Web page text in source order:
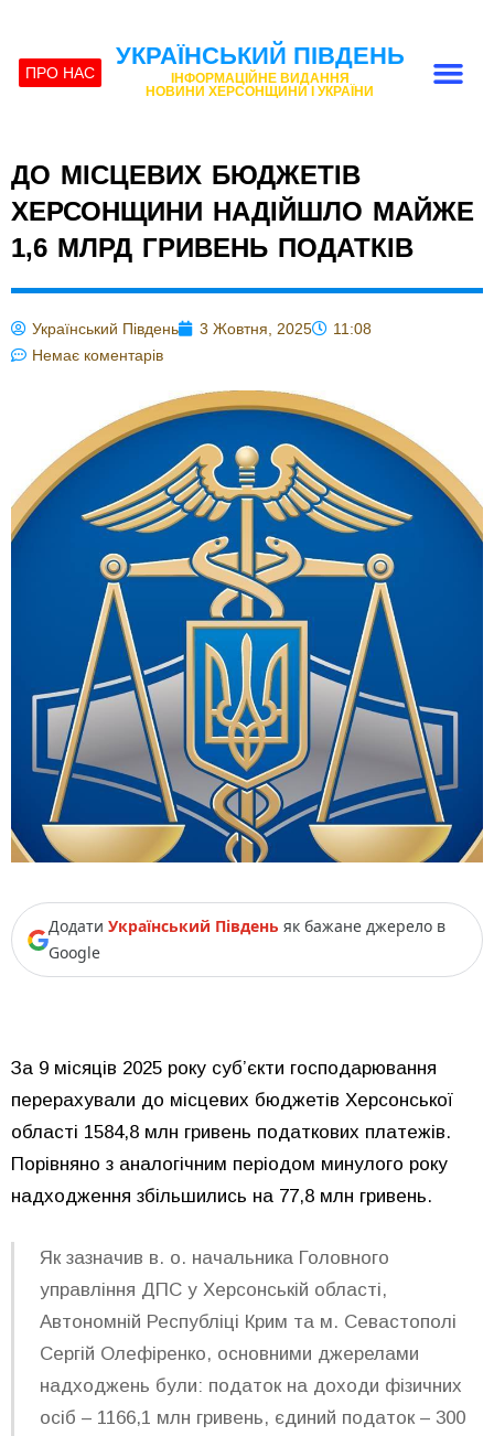
ПРО НАС
УКРАЇНСЬКИЙ ПІВДЕНЬ
ІНФОРМАЦІЙНЕ ВИДАННЯ
НОВИНИ ХЕРСОНЩИНИ І УКРАЇНИ
ДО МІСЦЕВИХ БЮДЖЕТІВ
ХЕРСОНЩИНИ НАДІЙШЛО МАЙЖЕ
1,6 МЛРД ГРИВЕНЬ ПОДАТКІВ
Український Південь 3 Жовтня, 2025
11:08
Немає коментарів
Додати Український Південь як бажане джерело в
Google
За 9 місяців 2025 року суб’єкти господарювання
перерахували до місцевих бюджетів Херсонської
області 1584,8 млн гривень податкових платежів.
Порівняно з аналогічним періодом минулого року
надходження збільшились на 77,8 млн гривень.
Як зазначив в. о. начальника Головного
управління ДПС у Херсонській області,
Автономній Республіці Крим та м. Севастополі
Сергій Олефіренко, основними джерелами
надходжень були: податок на доходи фізичних
осіб – 1166,1 млн гривень, єдиний податок – 300